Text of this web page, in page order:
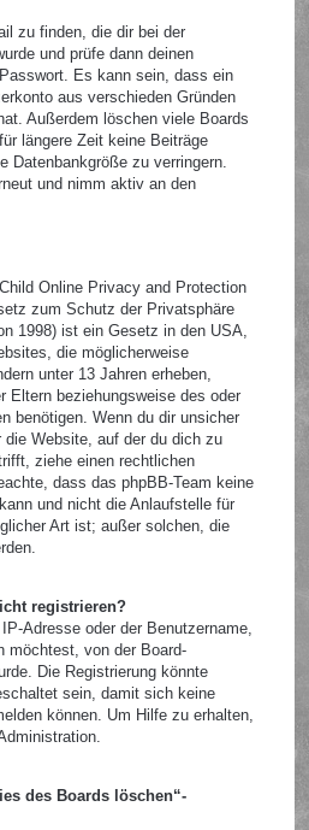
zu finden, die dir bei der
und prüfe dann deinen
Es kann sein, dass ein
aus verschieden Gründen
Außerdem löschen viele Boards
längere Zeit keine Beiträge
Datenbankgröße zu verringern.
und nimm aktiv an den
Online Privacy and Protection
zum Schutz der Privatsphäre
1998) ist ein Gesetz in den USA,
die möglicherweise
unter 13 Jahren erheben,
Eltern beziehungsweise des oder
benötigen. Wenn du dir unsicher
Website, auf der du dich zu
ziehe einen rechtlichen
dass das phpBB-Team keine
und nicht die Anlaufstelle für
Art ist; außer solchen, die
registrieren?
Adresse oder der Benutzername,
möchtest, von der Board-
Die Registrierung könnte
sein, damit sich keine
können. Um Hilfe zu erhalten,
des Boards löschen“-